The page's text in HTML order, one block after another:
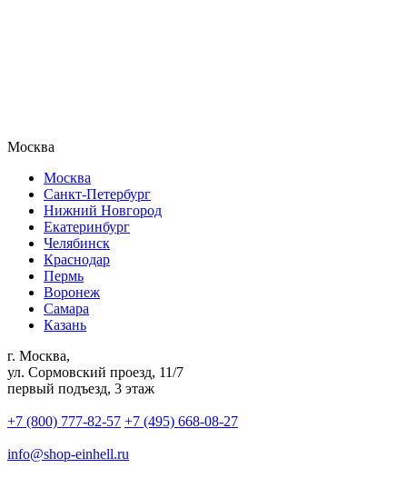
Москва
Москва
Санкт-Петербург
Нижний Новгород
Екатеринбург
Челябинск
Краснодар
Пермь
Воронеж
Самара
Казань
г. Москва,
ул. Сормовский проезд, 11/7
первый подъезд, 3 этаж
+7 (800) 777-82-57 +7 (495) 668-08-27
info@shop-einhell.ru